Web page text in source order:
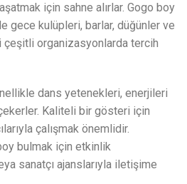
için sahne alırlar. Gogo boy
gece kulüpleri, barlar, düğünler ve
organizasyonlarda tercih
dans yetenekleri, enerjileri
Kaliteli bir gösteri için
çalışmak önemlidir.
bulmak için etkinlik
sanatçı ajanslarıyla iletişime